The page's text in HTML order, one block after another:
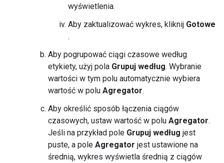
wyświetlenia.
Aby zaktualizować wykres, kliknij Gotowe
.
Aby pogrupować ciągi czasowe według
etykiety, użyj pola Grupuj według. Wybranie
wartości w tym polu automatycznie wybiera
wartość w polu Agregator.
Aby określić sposób łączenia ciągów
czasowych, ustaw wartość w polu Agregator.
Jeśli na przykład pole Grupuj według jest
puste, a pole Agregator jest ustawione na
średnią, wykres wyświetla średnią z ciągów